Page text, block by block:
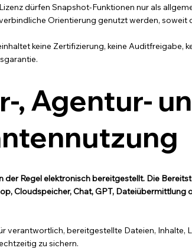
dürfen Snapshot-Funktionen nur als
Orientierung genutzt werden, soweit
keine Zertifizierung, keine Auditfreigabe,
, Agentur-
der Regel elektronisch bereitgestellt. Die
Cloudspeicher, Chat, GPT, Dateiübermittlung
verantwortlich, bereitgestellte Dateien, Inhalte,
zu sichern.